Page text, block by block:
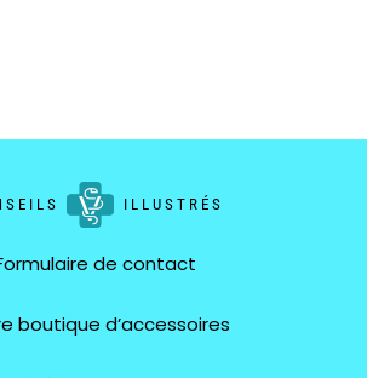
ILLUSTRÉS
de contact
boutique d’accessoires